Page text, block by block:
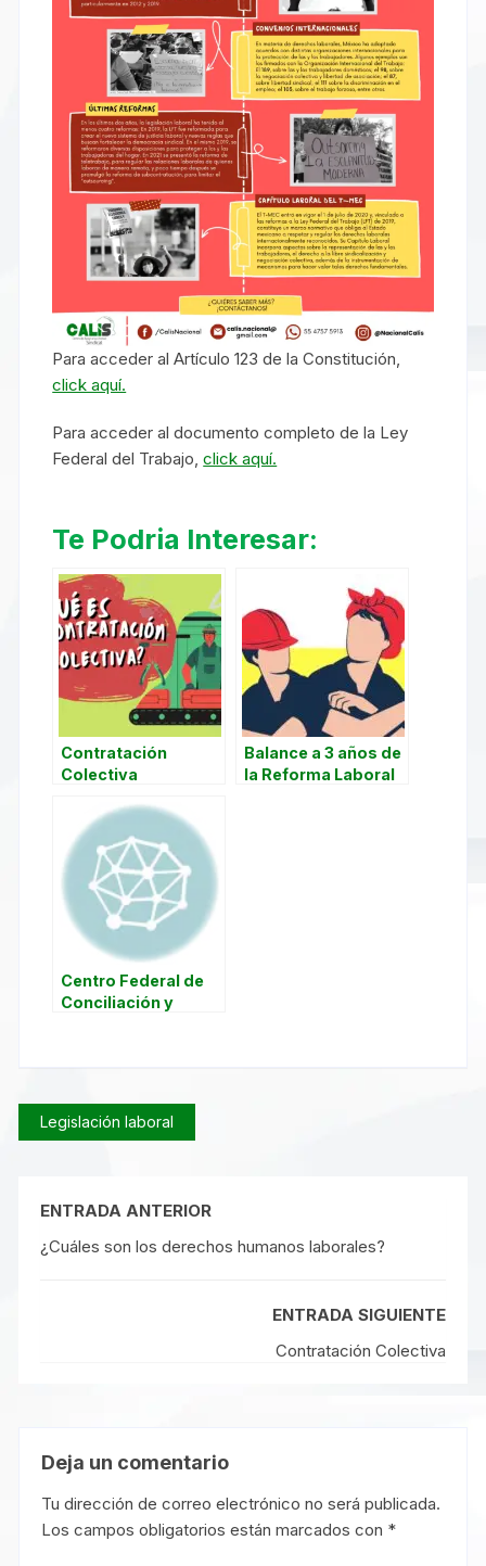
Para acceder al Artículo 123 de la Constitución,
click aquí.
Para acceder al documento completo de la Ley
Federal del Trabajo,click aquí.
Te Podria Interesar:
Contratación
Colectiva
Balance a 3 años de
la Reforma Laboral
Centro Federal de
Conciliación y
Legislación laboral
ENTRADA ANTERIOR
¿Cuáles son los derechos humanos laborales?
ENTRADA SIGUIENTE
Contratación Colectiva
Deja un comentario
Tu dirección de correo electrónico no será publicada.
Los campos obligatorios están marcados con *